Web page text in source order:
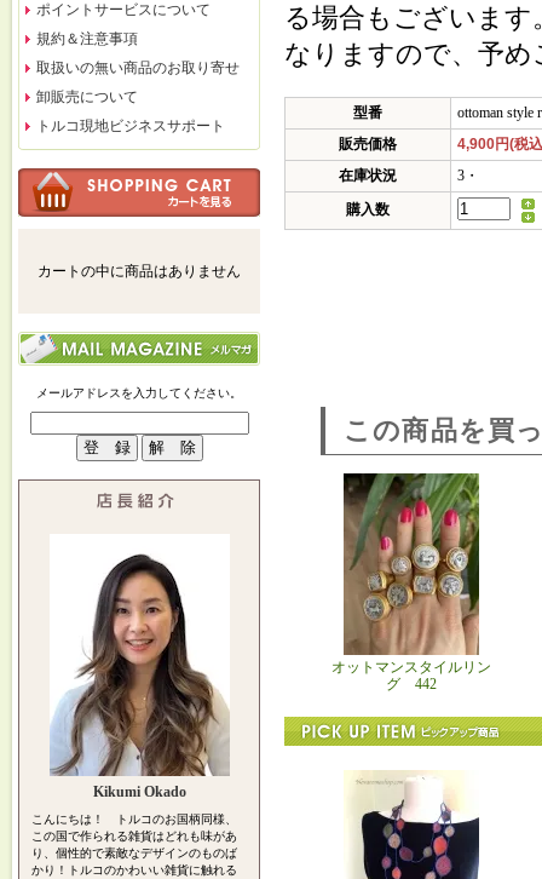
ポイントサービスについて
規約＆注意事項
取扱いの無い商品のお取り寄せ
卸販売について
トルコ現地ビジネスサポート
カートの中に商品はありません
メールアドレスを入力してください。
Kikumi Okado
こんにちは！ トルコのお国柄同様、
この国で作られる雑貨はどれも味があ
り、個性的で素敵なデザインのものば
かり！トルコのかわいい雑貨に触れる
る場合もございま
なりますので、予
型番
ottoman style
販売価格
4,900円(税
在庫状況
3・
購入数
この商品を買
オットマンスタイルリン
グ 442